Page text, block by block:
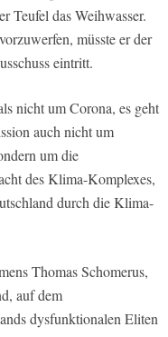
Teufel das Weihwasser.
müsste er der
eintritt.
nicht um Corona, es geht
auch nicht um
um die
des Klima-Komplexes,
durch die Klima-
Thomas Schomerus,
auf dem
dysfunktionalen Eliten